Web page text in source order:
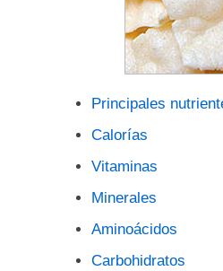
Principales
Calorías
Vitaminas
Minerales
Aminoácidos
Carbohidratos